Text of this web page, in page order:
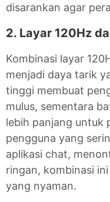
disarankan agar
2. Layar 120Hz
Kombinasi layar
menjadi daya tarik
tinggi membuat
mulus, sementara
lebih panjang untuk
pengguna yang
aplikasi chat,
ringan, kombinasi
yang nyaman.